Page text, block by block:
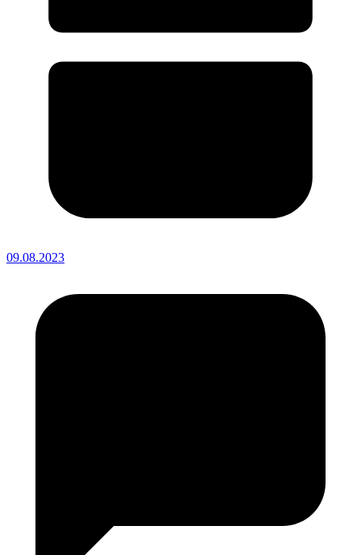
09.08.2023